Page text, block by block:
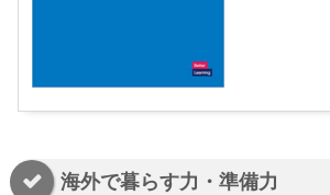
海外で暮らす力・準備力